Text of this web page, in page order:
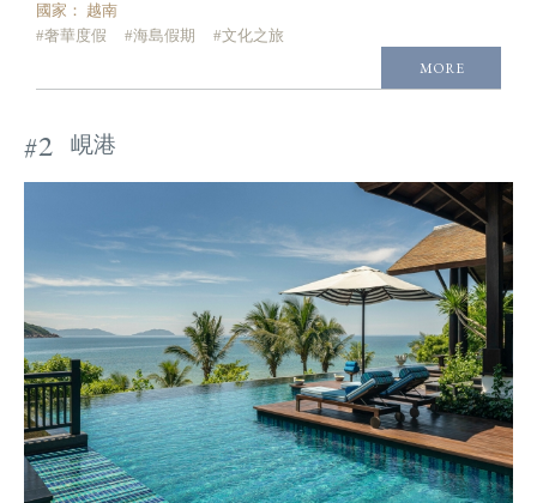
國家： 越南
#奢華度假
#海島假期 #文化之旅
MORE
#2 峴港